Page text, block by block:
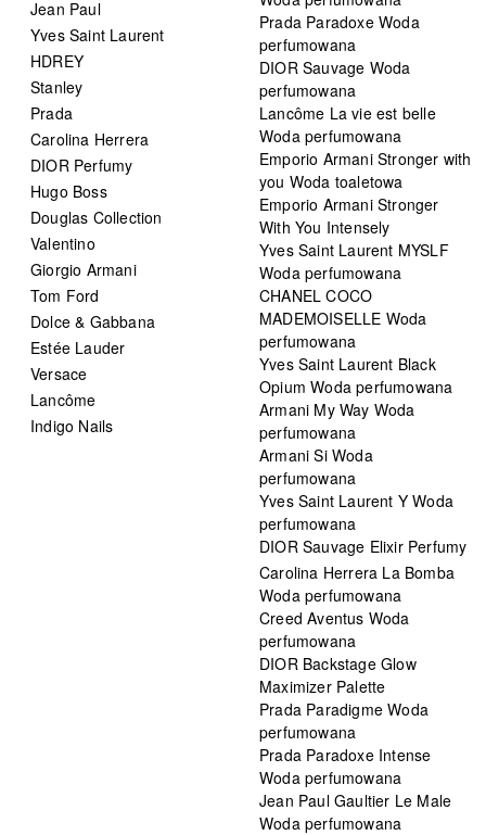
Jean Paul
Yves Saint Laurent
HDREY
Stanley
Prada
Carolina Herrera
DIOR Perfumy
Hugo Boss
Douglas Collection
Valentino
Giorgio Armani
Tom Ford
Dolce & Gabbana
Estée Lauder
Versace
Lancôme
Indigo Nails
Prada Paradoxe Woda
perfumowana
DIOR Sauvage Woda
perfumowana
Lancôme La vie est belle
Woda perfumowana
Emporio Armani Stronger with
you Woda toaletowa
Emporio Armani Stronger
With You Intensely
Yves Saint Laurent MYSLF
Woda perfumowana
CHANEL COCO
MADEMOISELLE Woda
perfumowana
Yves Saint Laurent Black
Opium Woda perfumowana
Armani My Way Woda
perfumowana
Armani Si Woda
perfumowana
Yves Saint Laurent Y Woda
perfumowana
DIOR Sauvage Elixir Perfumy
Carolina Herrera La Bomba
Woda perfumowana
Creed Aventus Woda
perfumowana
DIOR Backstage Glow
Maximizer Palette
Prada Paradigme Woda
perfumowana
Prada Paradoxe Intense
Woda perfumowana
Jean Paul Gaultier Le Male
Woda perfumowana